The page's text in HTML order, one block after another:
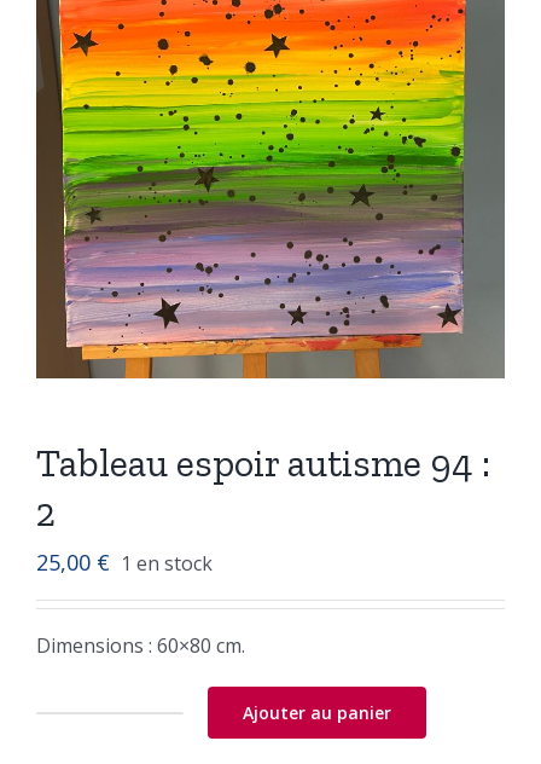
Tableau espoir autisme 94 :
2
25,00 € 1 en stock
Dimensions : 60×80 cm.
Ajouter au panier